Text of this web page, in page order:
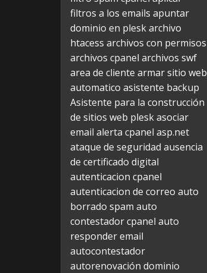
filtros a los emails apuntar
dominio en pleskarchivo
htacess archivos con permisos
archivos cpanel archivos swf
area de cliente armar sitio web
automatico asistente backup
Asistente para la construcción
de sitios web pleskasociar
email alerta cpanel asp.net
ataque de seguridad ausencia
de certificado digital
autenticacion cpanel
autenticacion de correo auto
borrado spam auto
contestador cpanel auto
responder email
autocontestador
autorenovación dominio